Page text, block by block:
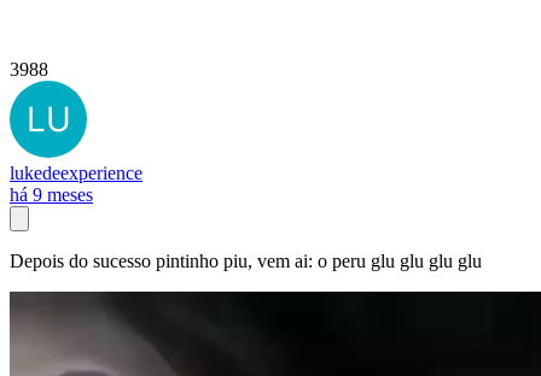
3988
lukedeexperience
há 9 meses
Depois do sucesso pintinho piu, vem ai: o peru glu glu glu glu